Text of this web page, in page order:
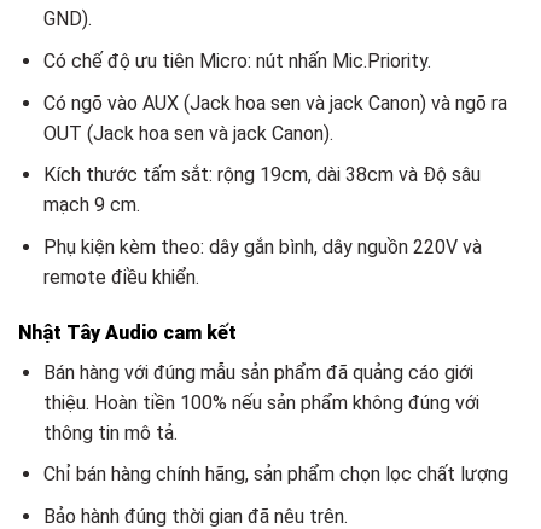
GND).
Có chế độ ưu tiên Micro: nút nhấn Mic.Priority.
Có ngõ vào AUX (Jack hoa sen và jack Canon) và ngõ ra
OUT (Jack hoa sen và jack Canon).
Kích thước tấm sắt: rộng 19cm, dài 38cm và Độ sâu
mạch 9 cm.
Phụ kiện kèm theo: dây gắn bình, dây nguồn 220V và
remote điều khiển.
Nhật Tây Audio cam kết
Bán hàng với đúng mẫu sản phẩm đã quảng cáo giới
thiệu. Hoàn tiền 100% nếu sản phẩm không đúng với
thông tin mô tả.
Chỉ bán hàng chính hãng, sản phẩm chọn lọc chất lượng
Bảo hành đúng thời gian đã nêu trên.